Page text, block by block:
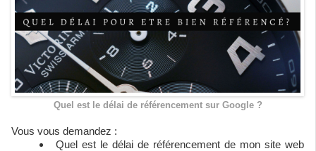
Quel est le délai de référencement sur Google ?
Vous vous demandez :
Quel est le délai de référencement de mon site web